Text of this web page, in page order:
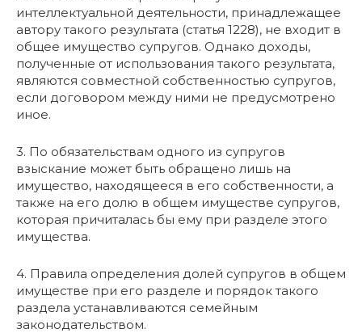
интеллектуальной деятельности, принадлежащее
автору такого результата (статья 1228), не входит в
общее имущество супругов. Однако доходы,
полученные от использования такого результата,
являются совместной собственностью супругов,
если договором между ними не предусмотрено
иное.
3. По обязательствам одного из супругов
взыскание может быть обращено лишь на
имущество, находящееся в его собственности, а
также на его долю в общем имуществе супругов,
которая причиталась бы ему при разделе этого
имущества.
4. Правила определения долей супругов в общем
имуществе при его разделе и порядок такого
раздела устанавливаются семейным
законодательством.